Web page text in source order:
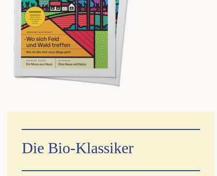
Die Bio-Klas­si­ker